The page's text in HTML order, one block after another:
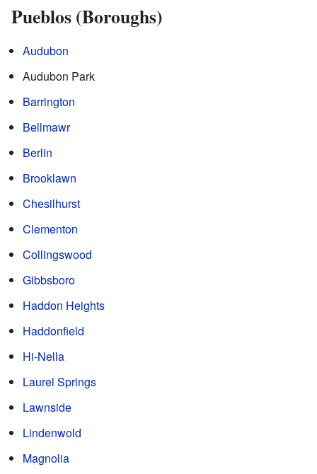
Pueblos (Boroughs)
Audubon
Audubon Park
Barrington
Bellmawr
Berlin
Brooklawn
Chesilhurst
Clementon
Collingswood
Gibbsboro
Haddon Heights
Haddonfield
Hi-Nella
Laurel Springs
Lawnside
Lindenwold
Magnolia